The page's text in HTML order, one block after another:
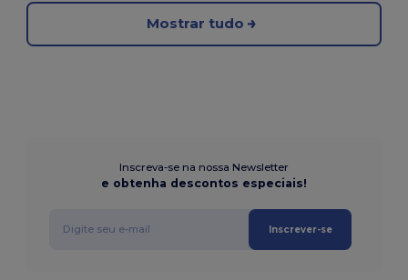
Mostrar tudo
Inscreva-se na nossa Newsletter
e obtenha descontos especiais!
Inscrever-se